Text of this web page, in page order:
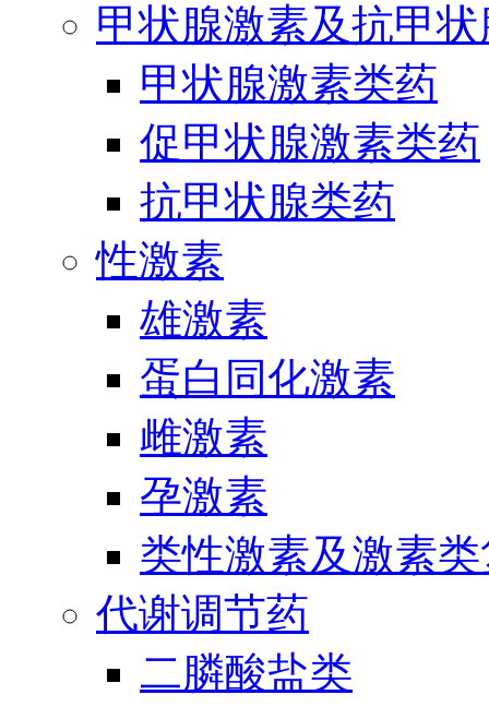
甲状腺激素及抗甲
甲状腺激素类药
促甲状腺激素类药
抗甲状腺类药
性激素
雄激素
蛋白同化激素
雌激素
孕激素
类性激素及激素
代谢调节药
二膦酸盐类